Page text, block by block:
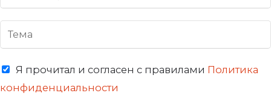
Я прочитал и согласен с правилами Политика
конфиденциальности